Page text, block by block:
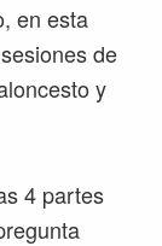
en esta
de
y
4 partes